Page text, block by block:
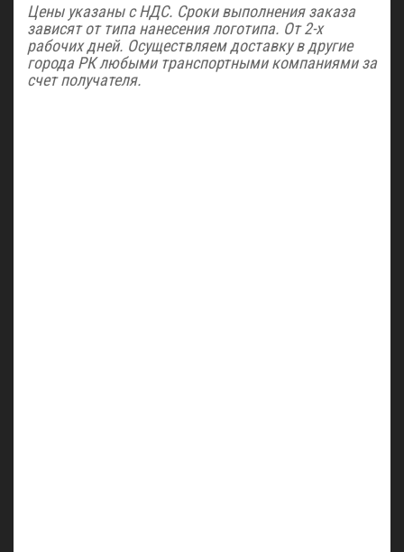
Цены указаны с НДС. Сроки выполнения заказа
зависят от типа нанесения логотипа. От 2-х
рабочих дней. Осуществляем доставку в другие
города РК любыми транспортными компаниями за
счет получателя.